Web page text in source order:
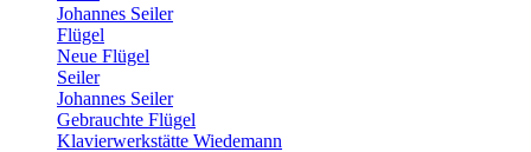
Johannes Seiler
Flügel
Neue Flügel
Seiler
Johannes Seiler
Gebrauchte Flügel
Klavierwerkstätte Wiedemann